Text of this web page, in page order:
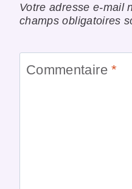
Votre adresse e-mail
champs obligatoires
Commentaire*